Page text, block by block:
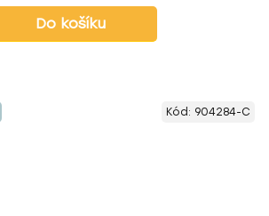
Do košíku
Kód: 904284-C